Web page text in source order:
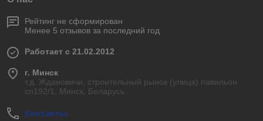
Рейтинг не сформирован
Менее 5 отзывов за последний год
Работает с 21.02.2012
г. Минск
т.д. Ждановичи, строительный рынок (улица) павильон
сп192/1, Минск, Беларусь
Контакты